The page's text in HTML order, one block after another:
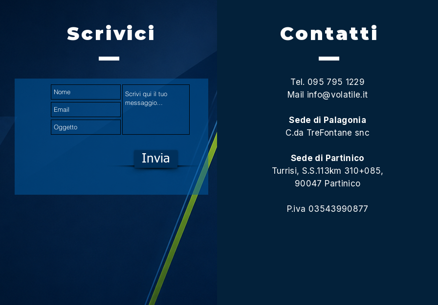
Scrivici
Invia
Contatti
Tel. 095 795 1229
Mail info@volatile.it
Sede di Palagonia
C.da TreFontane snc
Sede di Partinico
Turrisi, S.S.113km 310+085,
90047 Partinico
P.iva 03543990877